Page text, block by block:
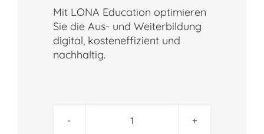
Mit LONA Education optimieren
Sie die Aus- und Weiterbildung
digital, kosteneffizient und
nachhaltig.
Package